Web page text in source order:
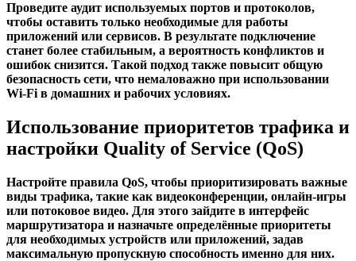
Проведите аудит используемых портов и протоколов,
чтобы оставить только необходимые для работы
приложений или сервисов. В результате подключение
станет более стабильным, а вероятность конфликтов и
ошибок снизится. Такой подход также повысит общую
безопасность сети, что немаловажно при использовании
Wi-Fi в домашних и рабочих условиях.
Использование приоритетов трафика и
настройки Quality of Service (QoS)
Настройте правила QoS, чтобы приоритизировать важные
виды трафика, такие как видеоконференции, онлайн-игры
или потоковое видео. Для этого зайдите в интерфейс
маршрутизатора и назначьте определённые приоритеты
для необходимых устройств или приложений, задав
максимальную пропускную способность именно для них.